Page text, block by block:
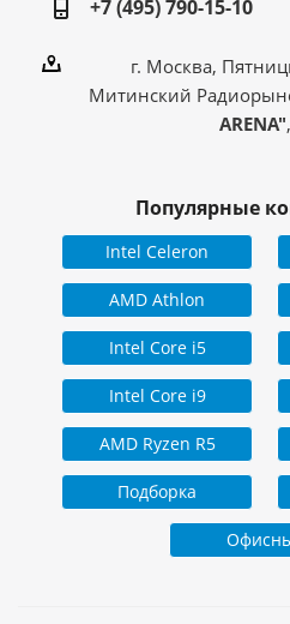
+7 (495) 790-15-10
г. Москва,
Митинский
ARENA"
Популярные
Intel Celeron
AMD Athlon
Intel Core i5
Intel Core i9
AMD Ryzen R5
Подборка